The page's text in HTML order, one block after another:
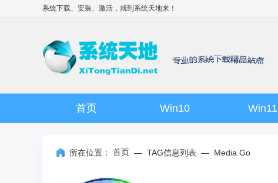
系统下载、安装、激活，就到 系统天地来！
首页 Win10 Win11
所在位置： 首页 — TAG信息列表 — Media Go